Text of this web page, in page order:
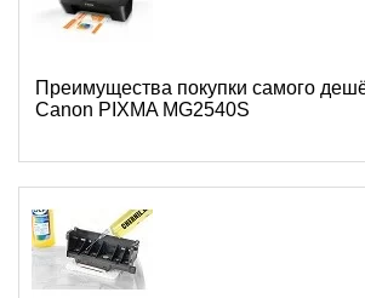
Преимущества покупки самого
Canon PIXMA MG2540S